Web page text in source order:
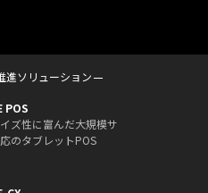
進ソリューション
POS
ズ性に富んだ大規模サ
のタブレットPOS